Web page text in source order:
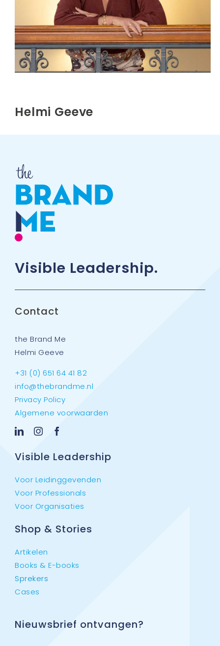
Helmi Geeve
Visible Leadership.
Contact
the Brand Me
Helmi Geeve
+31 (0) 651 64 41 82
info@thebrandme.nl
Privacy Policy
Algemene voorwaarden
Visible Leadership
Voor Leidinggevenden
Voor Professionals
Voor Organisaties
Shop & Stories
Artikelen
Books & E-books
Sprekers
Cases
Nieuwsbrief ontvangen?